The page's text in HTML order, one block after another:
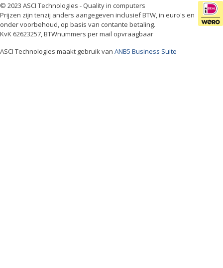
© 2023 ASCI Technologies - Quality in computers
Prijzen zijn tenzij anders aangegeven inclusief BTW, in euro's en
onder voorbehoud, op basis van contante betaling.
KvK 62623257, BTWnummers per mail opvraagbaar
ASCI Technologies maakt gebruik van ANB5 Business Suite